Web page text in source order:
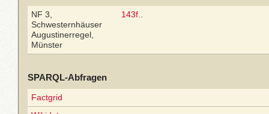
NF 3,
Schwesternhäuser
Augustinerregel,
Münster
143f.
SPARQL-Abfragen
Factgrid